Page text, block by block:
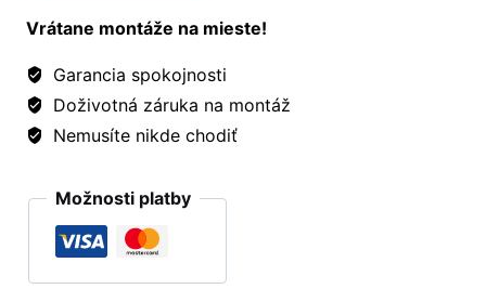
Vrátane montáže na mieste!
Garancia spokojnosti
Doživotná záruka na montáž
Nemusíte nikde chodiť
Možnosti platby